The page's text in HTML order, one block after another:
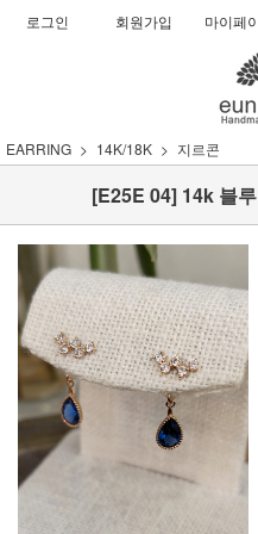
로그인 회원가입 마이페
EARRING 14K/18K 지르콘
[E25E 04] 14k 블